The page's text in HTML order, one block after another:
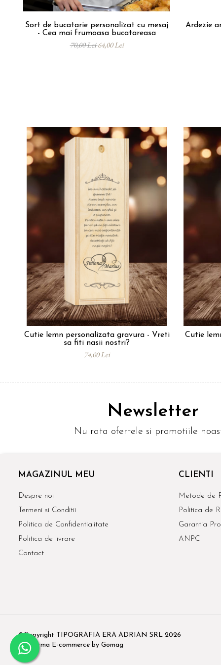
Sort de bucatarie personalizat cu mesaj
- Cea mai frumoasa bucatareasa
70,00 Lei64,00 Lei
Ardezie
Cutie lemn personalizata gravura - Vreti
sa fiti nasii nostri?
74,00 Lei
Cutie
Newsletter
Nu rata ofertele si promotiile
MAGAZINUL MEU
Despre noi
Termeni si Conditii
Politica de Confidentialitate
Politica de livrare
Contact
CLIENTI
Metode de
Politica de
Garantia
ANPC
©Copyright TIPOGRAFIA ERA ADRIAN SRL 2026
Platforma E-commerce by Gomag